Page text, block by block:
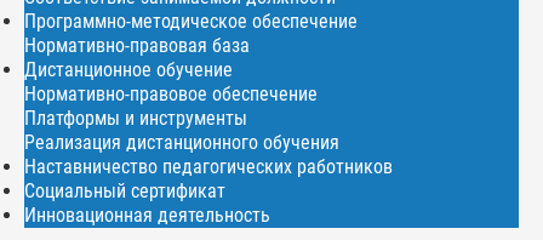
Программно-методическое обеспечение
Нормативно-правовая база
Дистанционное обучение
Нормативно-правовое обеспечение
Платформы и инструменты
Реализация дистанционного обучения
Наставничество педагогических работников
Социальный сертификат
Инновационная деятельность